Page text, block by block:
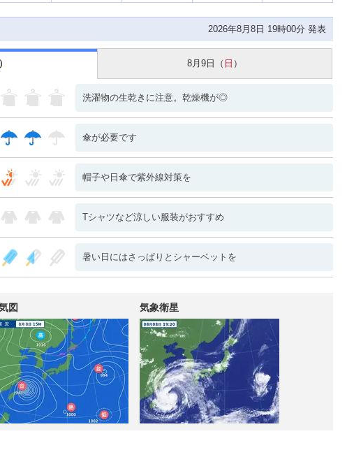
2026年8月8日 19時00分 発表
） 8月9日（ 日 ）
洗濯物の生乾きに注意。乾燥機が◎
傘が必要です
帽子や日傘で紫外線対策を
Tシャツなど涼しい服装がおすすめ
暑い日にはさっぱりとシャーベットを
図 気象衛星